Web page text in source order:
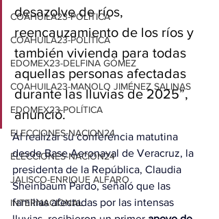
COAHUILA23-POLÍTICA
COAHUILA23-POLÍTICA
EDOMEX23-DELFINA GÓMEZ
COAHUILA23-MANOLO JIMÉNEZ SALINAS
EDOMEX23-POLÍTICA
ELECCIONES-NACION24
ELECCIONES-NACION24
JALISCO-ENRIQUE ALFARO
INTERNACIONAL
desazolve de ríos,
reencauzamiento de los ríos y
también vivienda para todas
aquellas personas afectadas
durante las lluvias de 2025”,
anunció.
Al realizar su conferencia matutina
desde Base Aeronaval de Veracruz, la
presidenta de la República, Claudia
Sheinbaum Pardo, señaló que las
familias afectadas por las intensas